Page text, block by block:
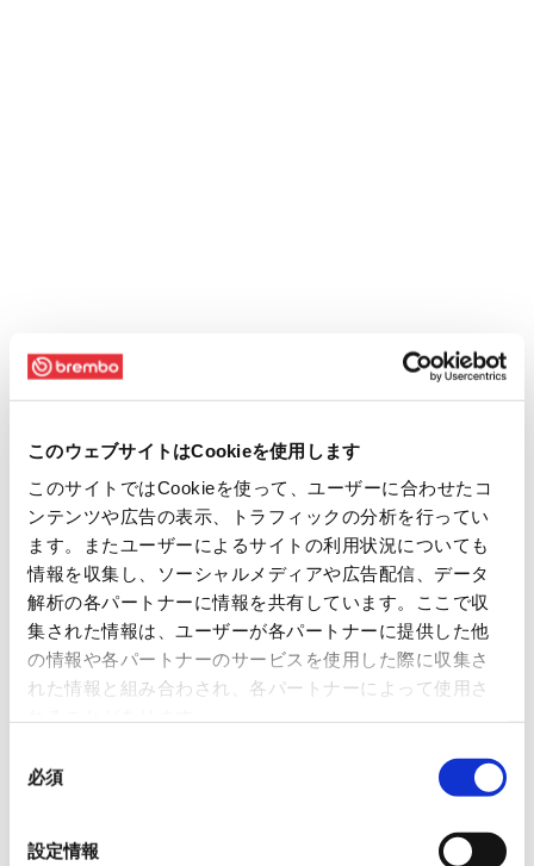
このウェブサイトはCookieを使用します
このサイトではCookieを使って、ユーザーに合わせたコ
ンテンツや広告の表示、トラフィックの分析を行ってい
ます。またユーザーによるサイトの利用状況についても
情報を収集し、ソーシャルメディアや広告配信、データ
解析の各パートナーに情報を共有しています。ここで収
集された情報は、ユーザーが各パートナーに提供した他
の情報や各パートナーのサービスを使用した際に収集さ
れた情報と組み合わされ、各パートナーによって使用さ
必須
設定情報